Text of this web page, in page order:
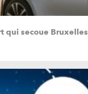
qui secoue